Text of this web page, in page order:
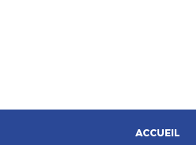
ACCUEIL